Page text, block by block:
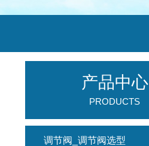
产品中心
PRODUCTS
调节阀_调节阀选型